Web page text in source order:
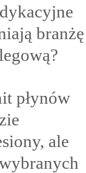
branżę
płynów
ale